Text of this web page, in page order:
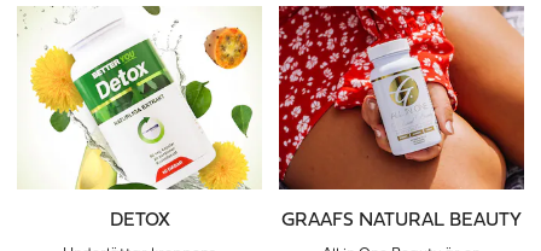
DETOX GRAAFS NATURAL BEAUTY